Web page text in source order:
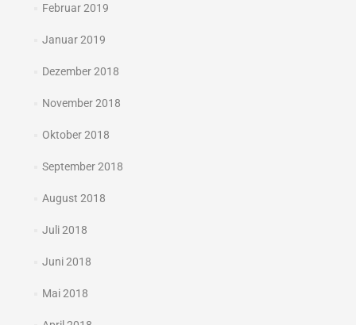
Februar 2019
Januar 2019
Dezember 2018
November 2018
Oktober 2018
September 2018
August 2018
Juli 2018
Juni 2018
Mai 2018